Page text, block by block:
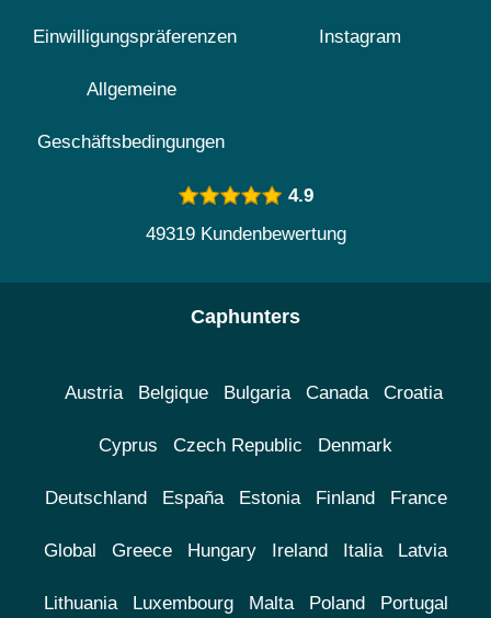
Einwilligungspräferenzen
Allgemeine
Geschäftsbedingungen
Instagram
4.9
49319 Kundenbewertung
Caphunters
Austria Belgique Bulgaria Canada Croatia
Cyprus Czech Republic Denmark
Deutschland España Estonia Finland France
Global Greece Hungary Ireland Italia Latvia
Lithuania Luxembourg Malta Poland Portugal